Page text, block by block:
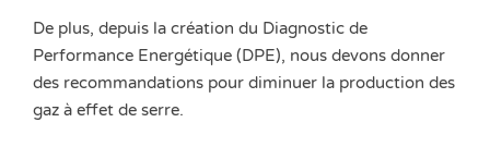
De plus, depuis la création du Diagnostic de
Performance Energétique (DPE), nous devons donner
des recommandations pour diminuer la production des
gaz à effet de serre.